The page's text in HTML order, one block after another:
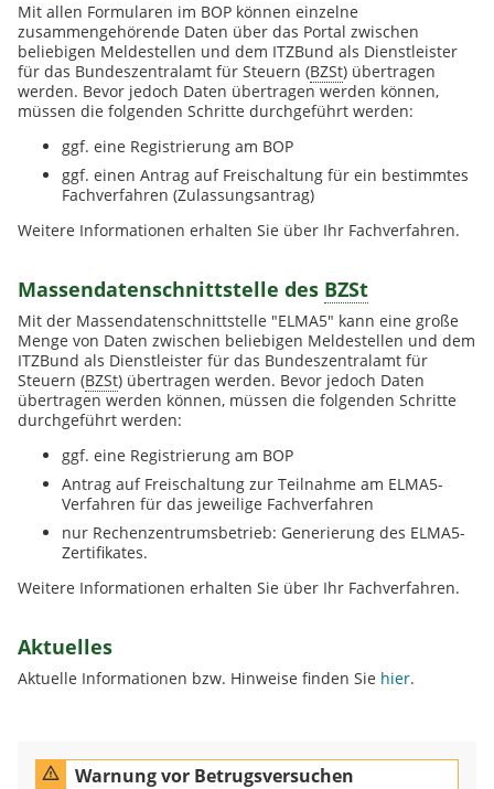
Mit allen Formularen im BOP können einzelne
zusammengehörende Daten über das Portal zwischen
beliebigen Meldestellen und dem ITZBund als Dienstleister
für das Bundeszentralamt für Steuern (BZSt) übertragen
werden. Bevor jedoch Daten übertragen werden können,
müssen die folgenden Schritte durchgeführt werden:
ggf. eine Registrierung am BOP
ggf. einen Antrag auf Freischaltung für ein bestimmtes
Fachverfahren (Zulassungsantrag)
Weitere Informationen erhalten Sie über Ihr Fachverfahren.
Massendatenschnittstelle des BZSt
Mit der Massendatenschnittstelle "ELMA5" kann eine große
Menge von Daten zwischen beliebigen Meldestellen und dem
ITZBund als Dienstleister für das Bundeszentralamt für
Steuern (BZSt) übertragen werden. Bevor jedoch Daten
übertragen werden können, müssen die folgenden Schritte
durchgeführt werden:
ggf. eine Registrierung am BOP
Antrag auf Freischaltung zur Teilnahme am ELMA5-
Verfahren für das jeweilige Fachverfahren
nur Rechenzentrumsbetrieb: Generierung des ELMA5-
Zertifikates.
Weitere Informationen erhalten Sie über Ihr Fachverfahren.
Aktuelles
Aktuelle Informationen bzw. Hinweise finden Sie hier.
Warnung vor Betrugsversuchen
Betrugsversuchen - Grafik Warndreieck